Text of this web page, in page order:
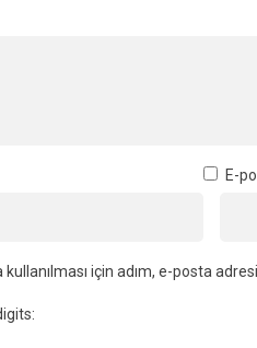
E-
için adım, e-posta